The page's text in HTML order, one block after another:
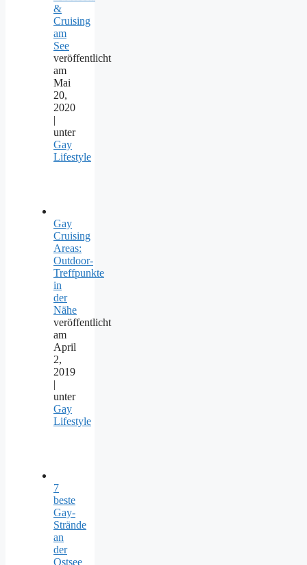
&
Cruising
am
See
veröffentlicht
am
Mai
20,
2020
|
unter
Gay
Lifestyle
Gay
Cruising
Areas:
Outdoor-
Treffpunkte
in
der
Nähe
veröffentlicht
am
April
2,
2019
|
unter
Gay
Lifestyle
7
beste
Gay-
Strände
an
der
Ostsee